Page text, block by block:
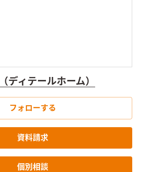
ディテールホーム）
フォローする
資料請求
個別相談